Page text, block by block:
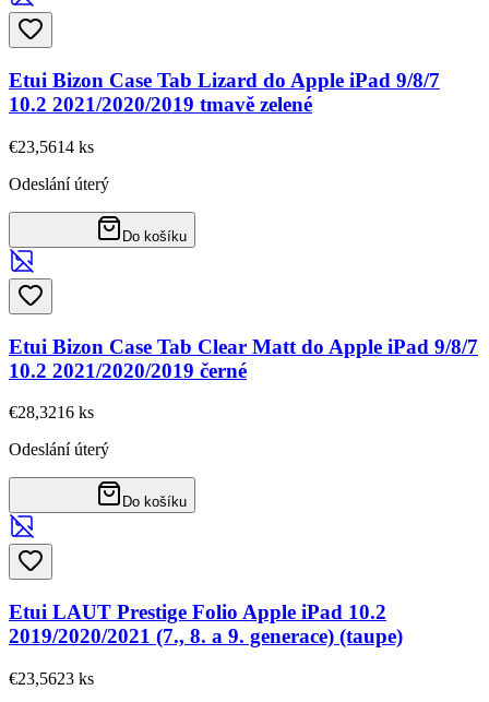
Etui Bizon Case Tab Lizard do Apple iPad 9/8/7
10.2 2021/2020/2019 tmavě zelené
€23,5614 ks
Odeslání úterý
Do košíku
Etui Bizon Case Tab Clear Matt do Apple iPad 9/8/7
10.2 2021/2020/2019 černé
€28,3216 ks
Odeslání úterý
Do košíku
Etui LAUT Prestige Folio Apple iPad 10.2
2019/2020/2021 (7., 8. a 9. generace) (taupe)
€23,5623 ks